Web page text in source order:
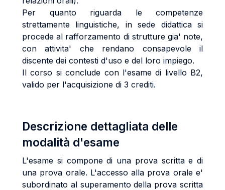
Per quanto riguarda le competenze
strettamente linguistiche, in sede didattica si
procede al rafforzamento di strutture gia' note,
con attivita' che rendano consapevole il
discente dei contesti d'uso e del loro impiego.
Il corso si conclude con l'esame di livello B2,
valido per l'acquisizione di 3 crediti.
Descrizione dettagliata delle
modalità d'esame
L'esame si compone di una prova scritta e di
una prova orale. L'accesso alla prova orale e'
subordinato al superamento della prova scritta